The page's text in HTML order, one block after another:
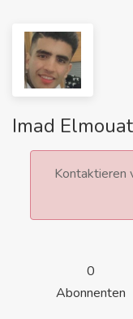
Imad
Kontaktieren
0
Abonnenten